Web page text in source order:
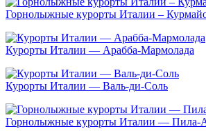
Горнолыжные курорты Италии –
Курорты Италии — Арабба-Мармолада
Курорты Италии — Валь-ди-Соль
Горнолыжные курорты Италии — Пила-